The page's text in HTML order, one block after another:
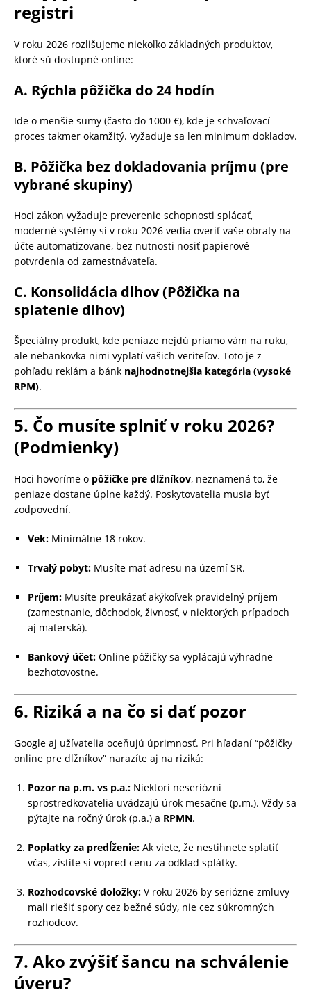
registri
V roku 2026 rozlišujeme niekoľko základných produktov,
ktoré sú dostupné online:
A. Rýchla pôžička do 24 hodín
Ide o menšie sumy (často do 1000 €), kde je schvaľovací
proces takmer okamžitý. Vyžaduje sa len minimum dokladov.
B. Pôžička bez dokladovania príjmu (pre
vybrané skupiny)
Hoci zákon vyžaduje preverenie schopnosti splácať,
moderné systémy si v roku 2026 vedia overiť vaše obraty na
účte automatizovane, bez nutnosti nosiť papierové
potvrdenia od zamestnávateľa.
C. Konsolidácia dlhov (Pôžička na
splatenie dlhov)
Špeciálny produkt, kde peniaze nejdú priamo vám na ruku,
ale nebankovka nimi vyplatí vašich veriteľov. Toto je z
pohľadu reklám a bánk najhodnotnejšia kategória (vysoké
RPM).
5. Čo musíte splniť v roku 2026?
(Podmienky)
Hoci hovoríme o pôžičke pre dlžníkov, neznamená to, že
peniaze dostane úplne každý. Poskytovatelia musia byť
zodpovední.
Vek: Minimálne 18 rokov.
Trvalý pobyt: Musíte mať adresu na území SR.
Príjem: Musíte preukázať akýkoľvek pravidelný príjem
(zamestnanie, dôchodok, živnosť, v niektorých prípadoch
aj materská).
Bankový účet: Online pôžičky sa vyplácajú výhradne
bezhotovostne.
6. Riziká a na čo si dať pozor
Google aj užívatelia oceňujú úprimnosť. Pri hľadaní “pôžičky
online pre dlžníkov” narazíte aj na riziká:
Pozor na p.m. vs p.a.: Niektorí neseriózni
sprostredkovatelia uvádzajú úrok mesačne (p.m.). Vždy sa
pýtajte na ročný úrok (p.a.) a RPMN.
Poplatky za predĺženie: Ak viete, že nestihnete splatiť
včas, zistite si vopred cenu za odklad splátky.
Rozhodcovské doložky: V roku 2026 by seriózne zmluvy
mali riešiť spory cez bežné súdy, nie cez súkromných
rozhodcov.
7. Ako zvýšiť šancu na schválenie
úveru?